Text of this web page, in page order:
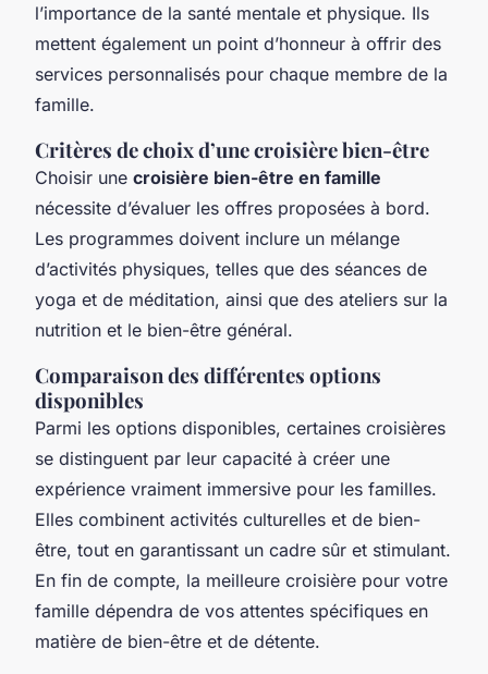
l’importance de la santé mentale et physique. Ils
mettent également un point d’honneur à offrir des
services personnalisés pour chaque membre de la
famille.
Critères de choix d’une croisière bien-être
Choisir une croisière bien-être en famille
nécessite d’évaluer les offres proposées à bord.
Les programmes doivent inclure un mélange
d’activités physiques, telles que des séances de
yoga et de méditation, ainsi que des ateliers sur la
nutrition et le bien-être général.
Comparaison des différentes options
disponibles
Parmi les options disponibles, certaines croisières
se distinguent par leur capacité à créer une
expérience vraiment immersive pour les familles.
Elles combinent activités culturelles et de bien-
être, tout en garantissant un cadre sûr et stimulant.
En fin de compte, la meilleure croisière pour votre
famille dépendra de vos attentes spécifiques en
matière de bien-être et de détente.